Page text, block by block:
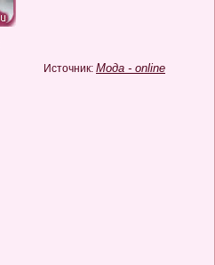
Источник: Мода - online